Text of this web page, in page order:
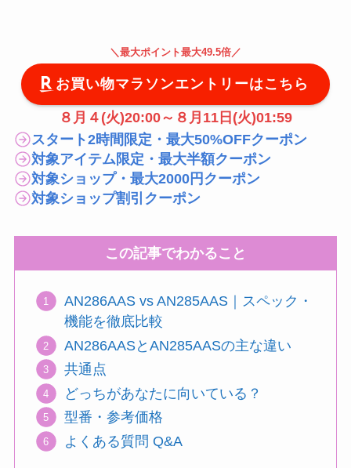
＼ 最大ポイント最大49.5倍 ／
お買い物マラソンエントリーはこちら
８月４(火)20:00～８月11日(火)01:59
スタート2時間限定・最大50%OFFクーポン
対象アイテム限定・最大半額クーポン
対象ショップ・最大2000円クーポン
対象ショップ割引クーポン
この記事でわかること
AN286AAS vs AN285AAS｜スペック・
機能を徹底比較
AN286AASとAN285AASの主な違い
共通点
どっちがあなたに向いている？
型番・参考価格
よくある質問 Q&A